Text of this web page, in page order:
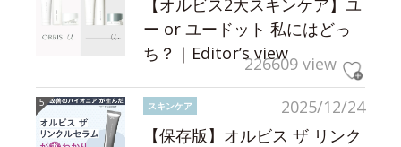
【オルビス2大スキンケア】ユ
ー or ユードット 私にはどっ
ち？｜Editor’s view226609 view
2025/12/24
スキンケア
【保存版】オルビス ザ リンク